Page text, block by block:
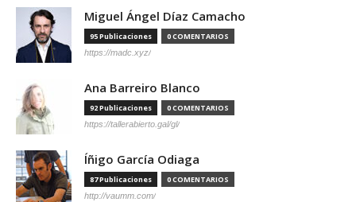
Miguel Ángel Díaz Camacho
95 Publicaciones 0 COMENTARIOS
https://madc.xyz/
Ana Barreiro Blanco
92 Publicaciones 0 COMENTARIOS
https://tallerabierto.gal/gl/
Íñigo García Odiaga
87 Publicaciones 0 COMENTARIOS
http://vaumm.com/